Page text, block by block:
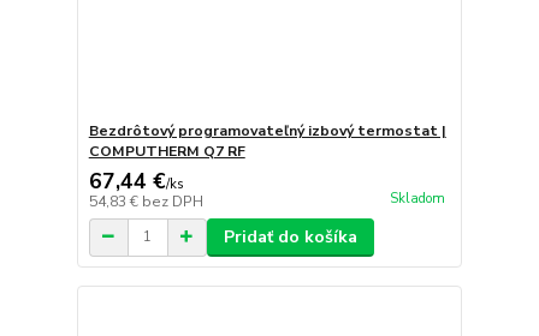
Bezdrôtový programovateľný izbový termostat |
COMPUTHERM Q7 RF
67,44 €/ks
54,83 € bez DPH Skladom
Pridať do košíka